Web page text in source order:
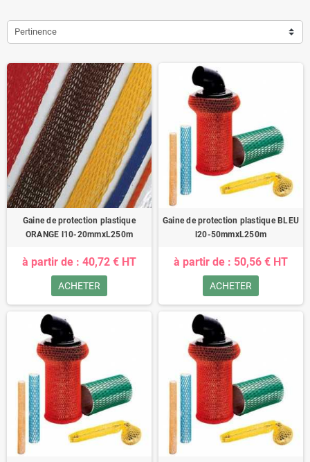
Pertinence
Gaine de protection plastique
ORANGE l10-20mmxL250m
à partir de : 40,72 € HT
ACHETER
Gaine de protection plastique BLEU
l20-50mmxL250m
à partir de : 50,56 € HT
ACHETER